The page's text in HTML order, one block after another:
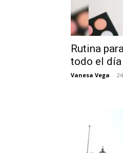
Rutina
todo el día
Vanesa Vega -